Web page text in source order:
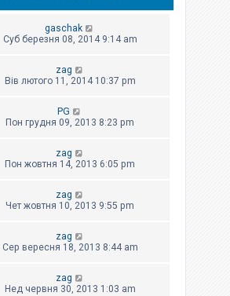
gaschak
Суб березня 08, 2014 9:14 am
zag
Вів лютого 11, 2014 10:37 pm
PG
Пон грудня 09, 2013 8:23 pm
zag
Пон жовтня 14, 2013 6:05 pm
zag
Чет жовтня 10, 2013 9:55 pm
zag
Сер вересня 18, 2013 8:44 am
zag
Нед червня 30, 2013 1:03 am